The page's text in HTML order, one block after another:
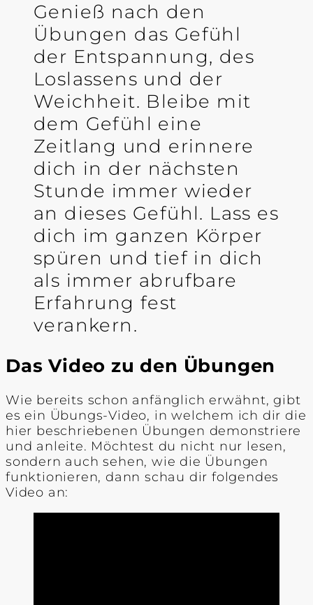
Genieß nach den
Übungen das Gefühl
der Entspannung, des
Loslassens und der
Weichheit. Bleibe mit
dem Gefühl eine
Zeitlang und erinnere
dich in der nächsten
Stunde immer wieder
an dieses Gefühl. Lass es
dich im ganzen Körper
spüren und tief in dich
als immer abrufbare
Erfahrung fest
verankern.
Das Video zu den Übungen
Wie bereits schon anfänglich erwähnt, gibt
es ein Übungs-Video, in welchem ich dir die
hier beschriebenen Übungen demonstriere
und anleite. Möchtest du nicht nur lesen,
sondern auch sehen, wie die Übungen
funktionieren, dann schau dir folgendes
Video an: